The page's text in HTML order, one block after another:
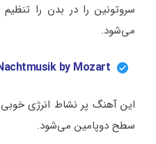
سروتونین را در بدن را
می‌شود.
by Mozart
این آهنگ پر نشاط انرژی
سطح دوپامین می‌شود.